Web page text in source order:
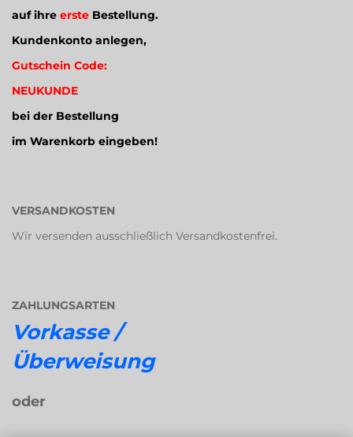
auf ihre erste Bestellung.
Kundenkonto anlegen,
Gutschein Code:
NEUKUNDE
bei der Bestellung
im Warenkorb eingeben!
VERSANDKOSTEN
Wir versenden ausschließlich Versandkostenfrei.
ZAHLUNGSARTEN
Vorkasse /
Überweisung
oder